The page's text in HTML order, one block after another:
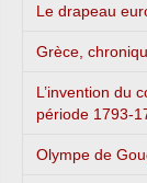
Le drapeau
Grèce,
L’invention du
période 1793-
Olympe de